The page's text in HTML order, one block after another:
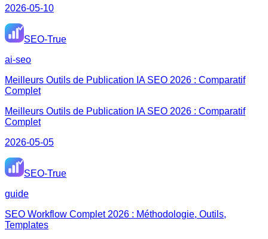
2026-05-10
SEO-True
ai-seo
Meilleurs Outils de Publication IA SEO 2026 : Comparatif
Complet
Meilleurs Outils de Publication IA SEO 2026 : Comparatif
Complet
2026-05-05
SEO-True
guide
SEO Workflow Complet 2026 : Méthodologie, Outils,
Templates